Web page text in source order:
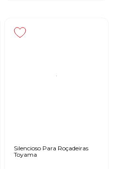
Silencioso Para Roçadeiras
Toyama